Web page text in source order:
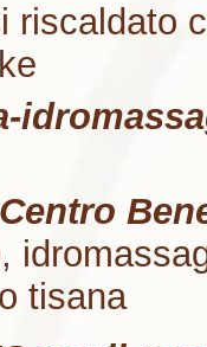
riscaldato
Centro
tisana